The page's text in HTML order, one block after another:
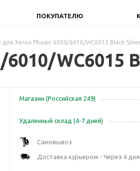
ПОКУПАТЕЛЮ
для Xerox Phaser 6000/6010/WC6015 Black
WC6015
Магазин (Российская 249)
Удаленный склад (4-7 дней)
Самовывоз
Доставка курьером - Через 4 дня